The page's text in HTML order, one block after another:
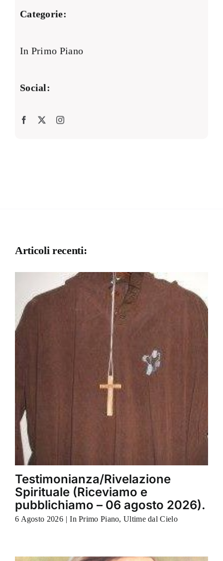
Categorie:
In Primo Piano
Social:
Articoli recenti:
Testimonianza/Rivelazione
Spirituale (Riceviamo e
pubblichiamo – 06 agosto 2026).
6 Agosto 2026 | In Primo Piano,Ultime dal Cielo